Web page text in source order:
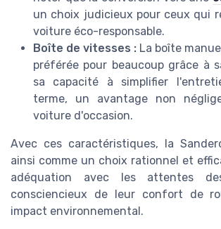
un choix judicieux pour ceux qui
voiture éco-responsable.
Boîte de vitesses : La boîte
préférée pour beaucoup grâce à
sa capacité à simplifier
terme, un avantage non
voiture d'occasion.
Avec ces caractéristiques, la
ainsi comme un choix rationnel et
adéquation avec les attentes
consciencieux de leur confort de
impact environnemental.